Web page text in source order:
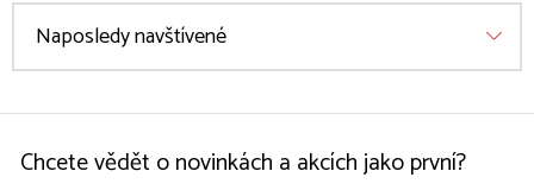
Naposledy navštívené
Chcete vědět o novinkách a akcích jako první?